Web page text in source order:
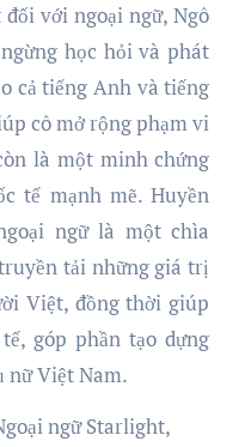
với ngoại ngữ, Ngô
học hỏi và phát
cả tiếng Anh và tiếng
cô mở rộng phạm vi
là một minh chứng
tế mạnh mẽ. Huyền
ngữ là một chìa
tải những giá trị
Việt, đồng thời giúp
góp phần tạo dựng
nữ Việt Nam.
ngữ Starlight,